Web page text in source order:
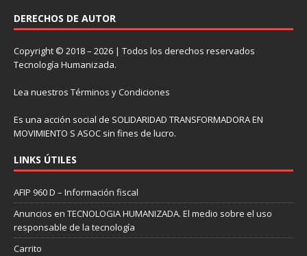
DERECHOS DE AUTOR
Copyright © 2018 – 2026 | Todos los derechos reservados
Tecnología Humanizada.
Lea nuestros Términos y Condiciones
Es una acción social de SOLIDARIDAD TRANSFORMADORA EN
MOVIMIENTO S ASOC sin fines de lucro.
LINKS ÚTILES
AFIP 960 D – Información fiscal
Anuncios en TECNOLOGIA HUMANIZADA. El medio sobre el uso
responsable de la tecnología
Carrito